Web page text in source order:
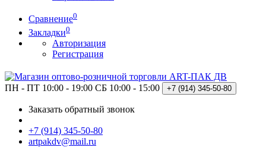
Сравнение0
Закладки0
Авторизация
Регистрация
ПН - ПТ 10:00 - 19:00 СБ 10:00 - 15:00 +7 (914) 345-50-80
Заказать обратный звонок
+7 (914) 345-50-80
artpakdv@mail.ru